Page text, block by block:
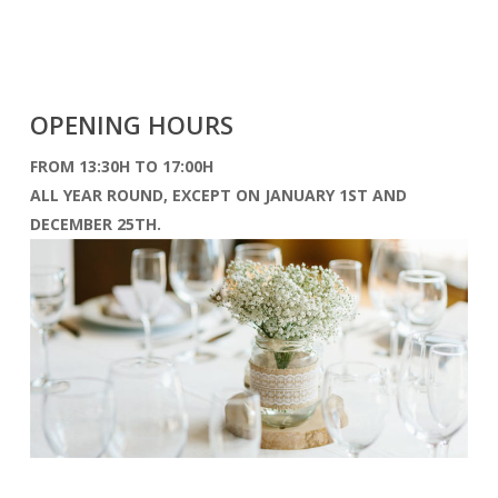
OPENING HOURS
FROM 13:30H TO 17:00H
ALL YEAR ROUND, EXCEPT ON JANUARY 1ST AND
DECEMBER 25TH.